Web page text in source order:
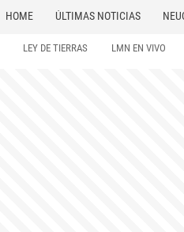
HOME ÚLTIMAS NOTICIAS
LEY DE TIERRAS LMN EN VIVO